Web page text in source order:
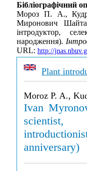
Бібліографічний
Мороз П. А.,
Миронович
інтродуктор,
народження).
URL: http://
Plant
Moroz P. A.,
Ivan
anniversary)